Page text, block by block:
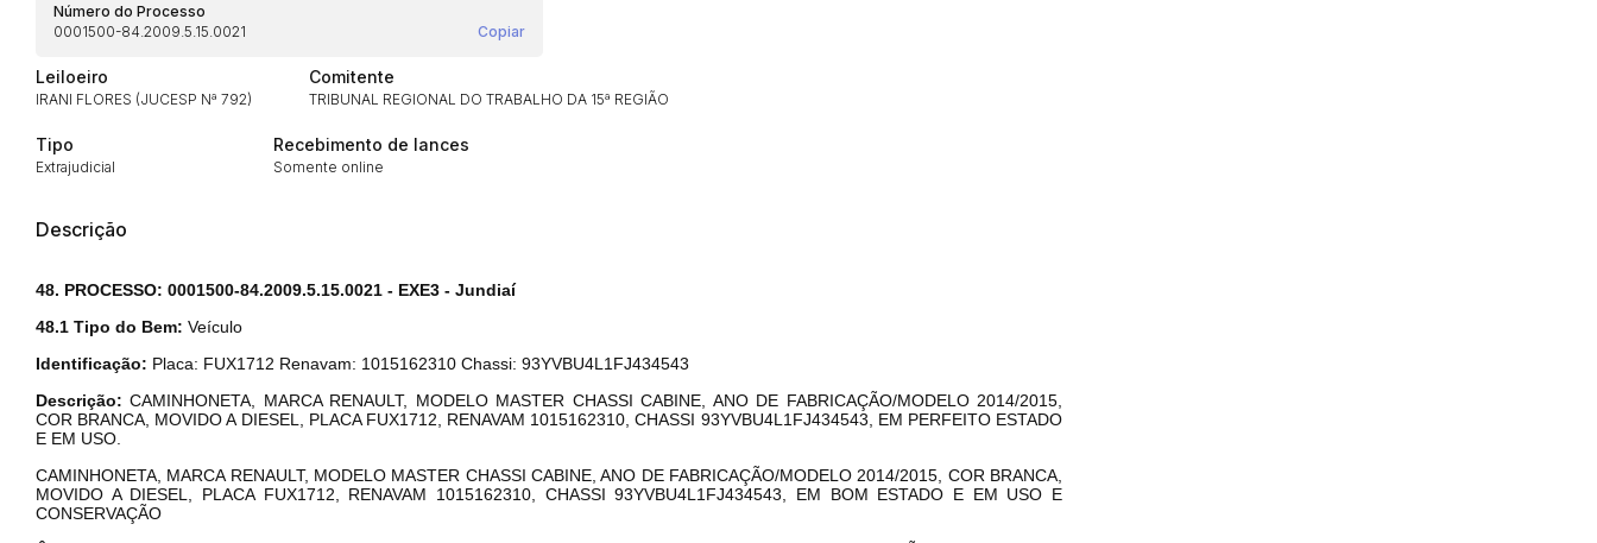
Número do Processo
0001500-84.2009.5.15.0021
Copiar
Leiloeiro
IRANI FLORES (JUCESP Nª 792)
Comitente
TRIBUNAL REGIONAL DO TRABALHO DA 15ª REGIÃO
Tipo
Extrajudicial
Recebimento de lances
Somente online
Descrição
48. PROCESSO: 0001500-84.2009.5.15.0021 - EXE3 - Jundiaí
48.1 Tipo do Bem: Veículo
Identificação: Placa: FUX1712 Renavam: 1015162310 Chassi: 93YVBU4L1FJ434543
Descrição:CAMINHONETA, MARCA RENAULT, MODELO MASTER CHASSI CABINE, ANO DE FABRICAÇÃO/MODELO 2014/2015,
COR BRANCA, MOVIDO A DIESEL, PLACA FUX1712, RENAVAM 1015162310, CHASSI 93YVBU4L1FJ434543, EM PERFEITO ESTADO
E EM USO.
CAMINHONETA, MARCA RENAULT, MODELO MASTER CHASSI CABINE, ANO DE FABRICAÇÃO/MODELO 2014/2015, COR BRANCA,
MOVIDO A DIESEL, PLACA FUX1712, RENAVAM 1015162310, CHASSI 93YVBU4L1FJ434543, EM BOM ESTADO E EM USO E
CONSERVAÇÃO
Histórico de Propostas
Data Usuário
Clique aqui para fazer login